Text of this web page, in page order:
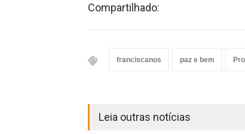
Compartilhado:
franciscanos paz e bem
Leia outras notícias